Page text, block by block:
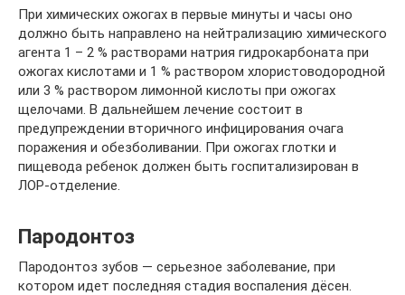
При химических ожогах в первые минуты и часы оно
должно быть направлено на нейтрализацию химического
агента 1 – 2 % растворами натрия гидрокарбоната при
ожогах кислотами и 1 % раствором хлористоводородной
или 3 % раствором лимонной кислоты при ожогах
щелочами. В дальнейшем лечение состоит в
предупреждении вторичного инфицирования очага
поражения и обезболивании. При ожогах глотки и
пищевода ребенок должен быть госпитализирован в
ЛОР-отделение.
Пародонтоз
Пародонтоз зубов — серьезное заболевание, при
котором идет последняя стадия воспаления дёсен.